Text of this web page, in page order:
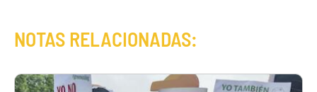
NOTAS RELACIONADAS: